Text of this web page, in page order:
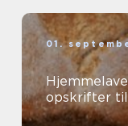
01.
opskrifter